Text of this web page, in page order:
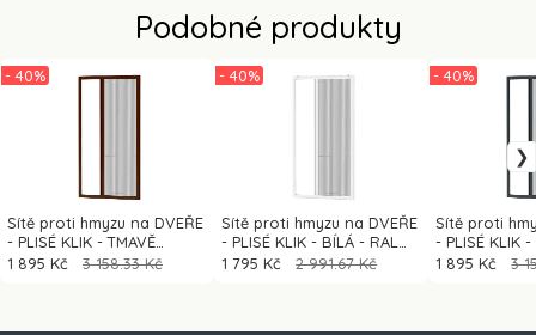
Podobné produkty
Sítě proti hmyzu na DVEŘE
- PLISÉ KLIK - TMAVĚ
HNĚDÁ - RAL 8016
- 40%
1 895 Kč 3 158.33 Kč
Sítě proti hmyzu na DVEŘE
- PLISÉ KLIK - BÍLÁ - RAL
9016
- 40%
1 795 Kč 2 991.67 Kč
Sítě proti
- PLISÉ KLIK
RAL 7016
- 40%
1 895 Kč 3